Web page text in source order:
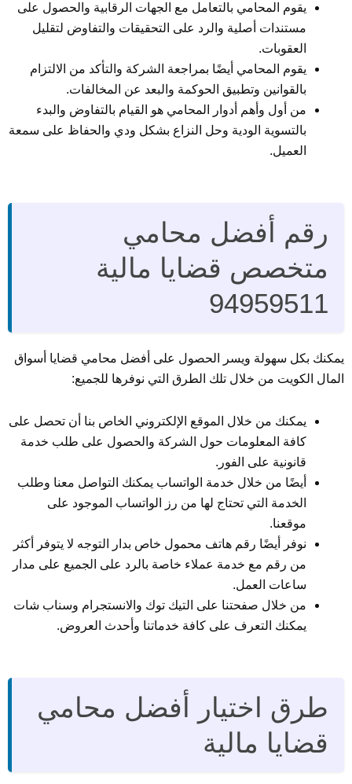
يقوم المحامي بالتعامل مع الجهات الرقابية والحصول على
مستندات أصلية والرد على التحقيقات والتفاوض لتقليل
العقوبات.
يقوم المحامي أيضًا بمراجعة الشركة والتأكد من الالتزام
بالقوانين وتطبيق الحوكمة والبعد عن المخالفات.
من أول وأهم أدوار المحامي هو القيام بالتفاوض والبدء
بالتسوية الودية وحل النزاع بشكل ودي والحفاظ على سمعة
العميل.
رقم أفضل محامي
متخصص قضايا مالية
94959511
يمكنك بكل سهولة ويسر الحصول على أفضل محامي قضايا أسواق
المال الكويت من خلال تلك الطرق التي نوفرها للجميع:
يمكنك من خلال الموقع الإلكتروني الخاص بنا أن تحصل على
كافة المعلومات حول الشركة والحصول على طلب خدمة
قانونية على الفور.
أيضًا من خلال خدمة الواتساب يمكنك التواصل معنا وطلب
الخدمة التي تحتاج لها من رز الواتساب الموجود على
موقعنا.
نوفر أيضًا رقم هاتف محمول خاص بدار التوجه لا يتوفر أكثر
من رقم مع خدمة عملاء خاصة بالرد على الجميع على مدار
ساعات العمل.
من خلال صفحتنا على التيك توك والانستجرام وسناب شات
يمكنك التعرف على كافة خدماتنا وأحدث العروض.
طرق اختيار أفضل محامي
قضايا مالية